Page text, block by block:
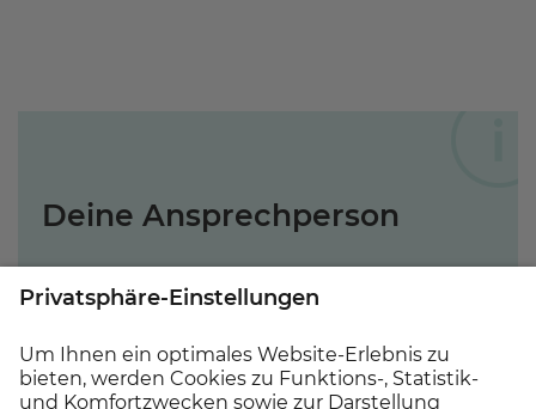
Deine Ansprechperson
Für Fragen und Informationen zur
Referent der kaufmännischen Direktion/
Pflegedienstleitung,Herr Tim Schulz
unter der
Tel. Nr.02054/ 881118zur Verfügung.